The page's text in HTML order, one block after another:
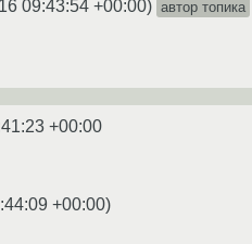
09:43:54 +00:00) автор топика
+00:00
+00:00)